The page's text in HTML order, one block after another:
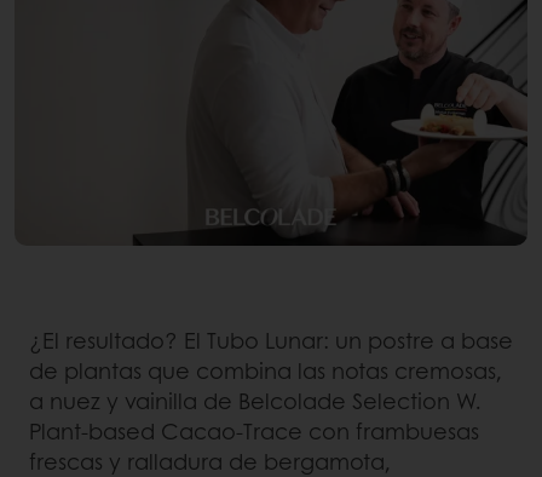
¿El resultado? El Tubo Lunar: un postre a base
de plantas que combina las notas cremosas,
a nuez y vainilla de Belcolade Selection W.
Plant-based Cacao-Trace con frambuesas
frescas y ralladura de bergamota,